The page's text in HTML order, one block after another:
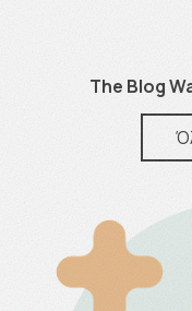
The Blog